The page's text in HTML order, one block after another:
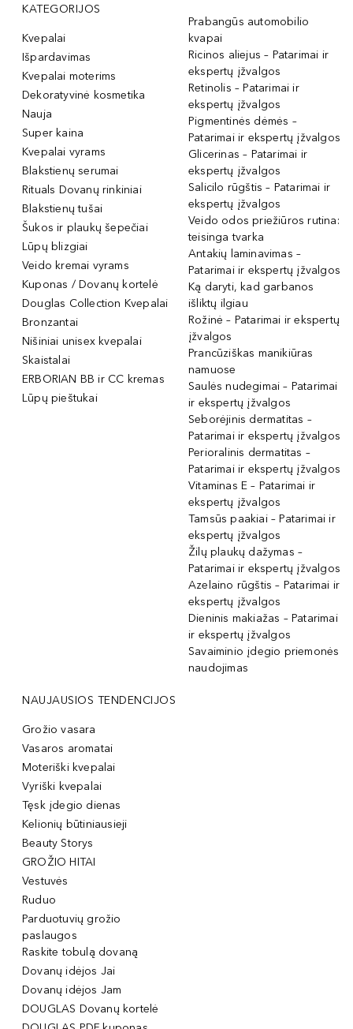
KATEGORIJOS
Kvepalai
Išpardavimas
Kvepalai moterims
Dekoratyvinė kosmetika
Nauja
Super kaina
Kvepalai vyrams
Blakstienų serumai
Rituals Dovanų rinkiniai
Blakstienų tušai
Šukos ir plaukų šepečiai
Lūpų blizgiai
Veido kremai vyrams
Kuponas / Dovanų kortelė
Douglas Collection Kvepalai
Bronzantai
Nišiniai unisex kvepalai
Skaistalai
ERBORIAN BB ir CC kremas
Lūpų pieštukai
Prabangūs automobilio
kvapai
Ricinos aliejus – Patarimai ir
ekspertų įžvalgos
Retinolis – Patarimai ir
ekspertų įžvalgos
Pigmentinės dėmės –
Patarimai ir ekspertų įžvalgos
Glicerinas – Patarimai ir
ekspertų įžvalgos
Salicilo rūgštis – Patarimai ir
ekspertų įžvalgos
Veido odos priežiūros rutina:
teisinga tvarka
Antakių laminavimas –
Patarimai ir ekspertų įžvalgos
Ką daryti, kad garbanos
išliktų ilgiau
Rožinė – Patarimai ir ekspertų
įžvalgos
Prancūziškas manikiūras
namuose
Saulės nudegimai – Patarimai
ir ekspertų įžvalgos
Seborėjinis dermatitas –
Patarimai ir ekspertų įžvalgos
Perioralinis dermatitas –
Patarimai ir ekspertų įžvalgos
Vitaminas E – Patarimai ir
ekspertų įžvalgos
Tamsūs paakiai – Patarimai ir
ekspertų įžvalgos
Žilų plaukų dažymas –
Patarimai ir ekspertų įžvalgos
Azelaino rūgštis – Patarimai ir
ekspertų įžvalgos
Dieninis makiažas – Patarimai
ir ekspertų įžvalgos
Savaiminio įdegio priemonės
naudojimas
NAUJAUSIOS TENDENCIJOS
Grožio vasara
Vasaros aromatai
Moteriški kvepalai
Vyriški kvepalai
Tęsk įdegio dienas
Kelionių būtiniausieji
Beauty Storys
GROŽIO HITAI
Vestuvės
Ruduo
Parduotuvių grožio
paslaugos
Raskite tobulą dovaną
Dovanų idėjos Jai
Dovanų idėjos Jam
DOUGLAS Dovanų kortelė